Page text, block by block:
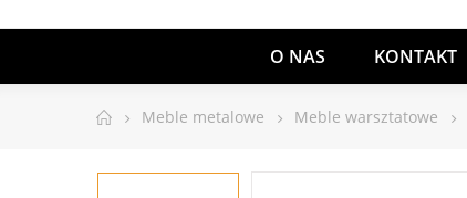
O NAS KONTAKT
Meble metalowe Meble warsztatowe